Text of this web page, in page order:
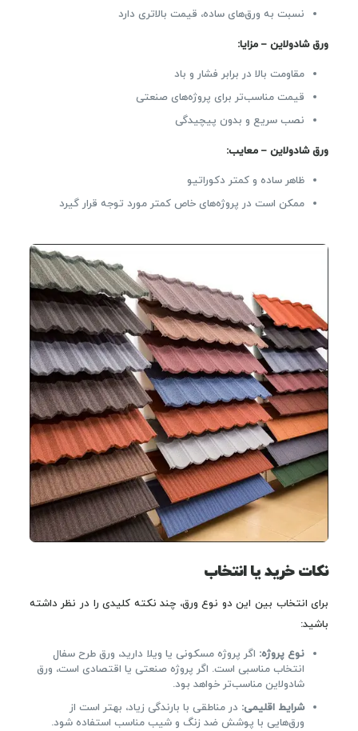
نسبت به ورق‌های ساده، قیمت بالاتری دارد
ورق شادولاین – مزایا:
مقاومت بالا در برابر فشار و باد
قیمت مناسب‌تر برای پروژه‌های صنعتی
نصب سریع و بدون پیچیدگی
ورق شادولاین – معایب:
ظاهر ساده و کمتر دکوراتیو
ممکن است در پروژه‌های خاص کمتر مورد توجه قرار گیرد
نکات خرید یا انتخاب
برای انتخاب بین این دو نوع ورق، چند نکته کلیدی را در نظر داشته
باشید:
نوع پروژه: اگر پروژه مسکونی یا ویلا دارید، ورق طرح سفال
انتخاب مناسبی است. اگر پروژه صنعتی یا اقتصادی است، ورق
شادولاین مناسب‌تر خواهد بود.
شرایط اقلیمی: در مناطقی با بارندگی زیاد، بهتر است از
ورق‌هایی با پوشش ضد زنگ و شیب مناسب استفاده شود.